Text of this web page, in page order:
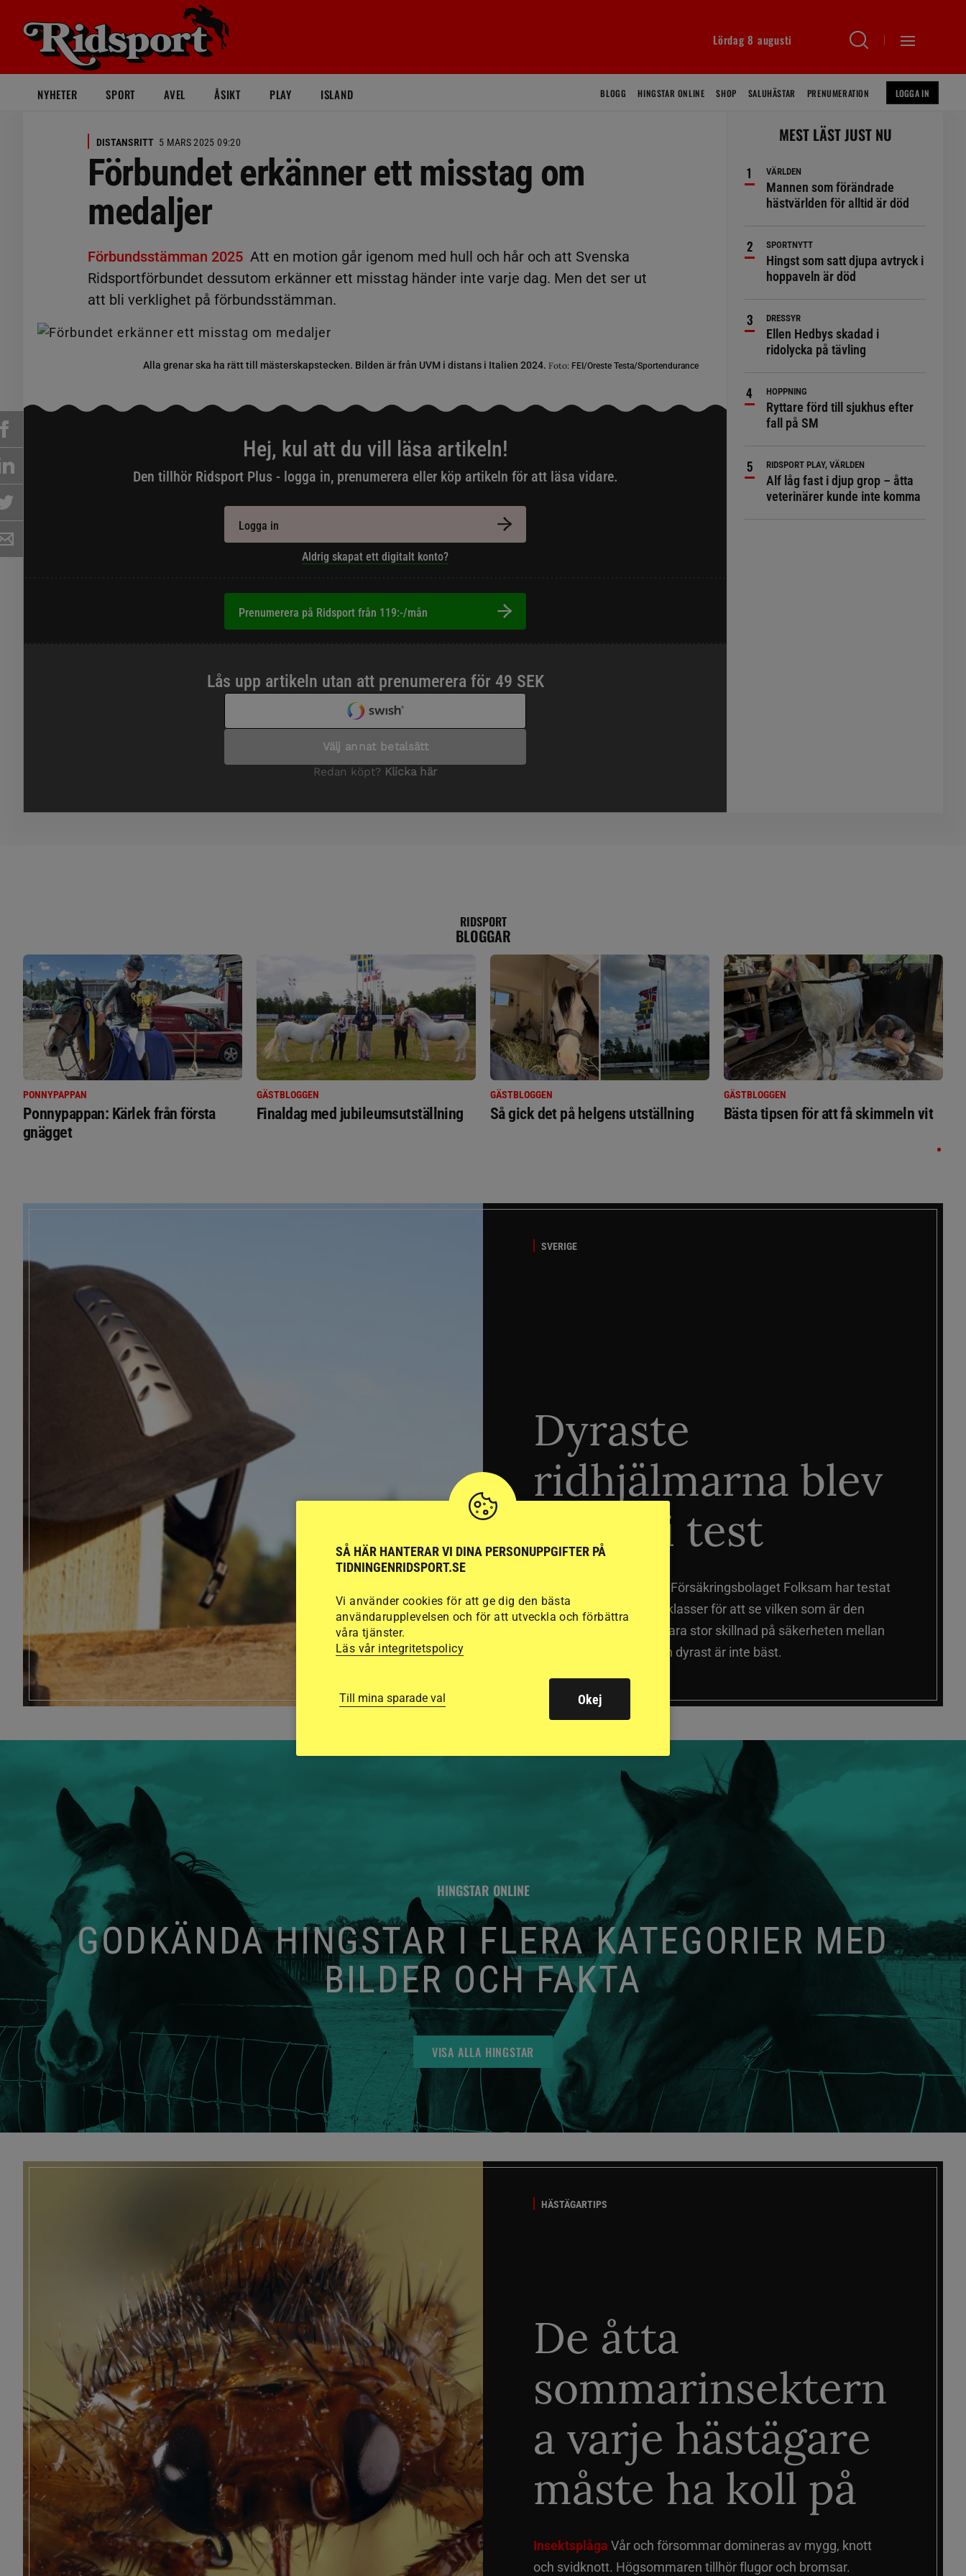
Lördag 8 augusti
NYHETER SPORT AVEL ÅSIKT PLAY ISLAND BLOGG HINGSTAR ONLINE SHOP SALUHÄSTAR PRENUMERATION LOGGA IN
DISTANSRITT 5 MARS 2025 09:20
Förbundet erkänner ett misstag om
medaljer
Förbundsstämman 2025 Att en motion går igenom med hull och hår och att Svenska
Ridsportförbundet dessutom erkänner ett misstag händer inte varje dag. Men det ser ut
att bli verklighet på förbundsstämman.
Alla grenar ska ha rätt till mästerskapstecken. Bilden är från UVM i distans i Italien 2024. Foto: FEI/Oreste Testa/Sportendurance
Hej, kul att du vill läsa artikeln!
Den tillhör Ridsport Plus - logga in, prenumerera eller köp artikeln för att läsa vidare.
Logga in
Aldrig skapat ett digitalt konto?
Prenumerera på Ridsport från 119:-/mån
MEST LÄST JUST NU
VÄRLDEN
Mannen som förändrade
hästvärlden för alltid är död
SPORTNYTT
Hingst som satt djupa avtryck i
hoppaveln är död
DRESSYR
Ellen Hedbys skadad i
ridolycka på tävling
HOPPNING
Ryttare förd till sjukhus efter
fall på SM
RIDSPORT PLAY, VÄRLDEN
Alf låg fast i djup grop – åtta
veterinärer kunde inte komma
RIDSPORT
BLOGGAR
PONNYPAPPAN
Ponnypappan: Kärlek från första
gnägget
GÄSTBLOGGEN
Finaldag med jubileumsutställning
GÄSTBLOGGEN
Så gick det på helgens utställning
GÄSTBLOGGEN
Bästa tipsen för att få skimmeln vit
SVERIGE
Dyraste
ridhjälmarna blev
sämst i test
Försäkringsbolaget Folksam har testat
15 ridhjälmar i olika prisklasser för att se vilken som är den
säkraste. Det visar sig vara stor skillnad på säkerheten mellan
de olika hjälmarna – och dyrast är inte bäst.
HINGSTAR ONLINE
GODKÄNDA HINGSTAR I FLERA KATEGORIER MED
BILDER OCH FAKTA
VISA ALLA HINGSTAR
HÄSTÄGARTIPS
De åtta
sommarinsektern
a varje hästägare
måste ha koll på
Insektsplåga Vår och försommar domineras av mygg, knott
och svidknott. Högsommaren tillhör flugor och bromsar.
SÅ HÄR HANTERAR VI DINA PERSONUPPGIFTER PÅ
TIDNINGENRIDSPORT.SE
Vi använder cookies för att ge dig den bästa
användarupplevelsen och för att utveckla och förbättra
våra tjänster.
Läs vår integritetspolicy
Till mina sparade val Okej